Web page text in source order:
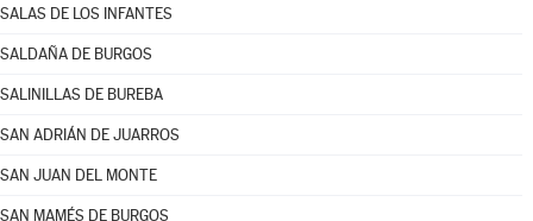
SALAS DE LOS INFANTES
SALDAÑA DE BURGOS
SALINILLAS DE BUREBA
SAN ADRIÁN DE JUARROS
SAN JUAN DEL MONTE
SAN MAMÉS DE BURGOS